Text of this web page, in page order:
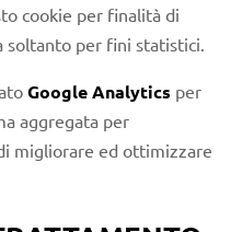
cookie per finalità di
soltanto per fini statistici.
Google Analytics per
aggregata per
migliorare ed ottimizzare